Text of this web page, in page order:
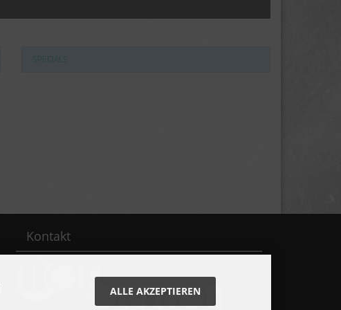
SPECIALS
Kontakt
ALLE AKZEPTIEREN